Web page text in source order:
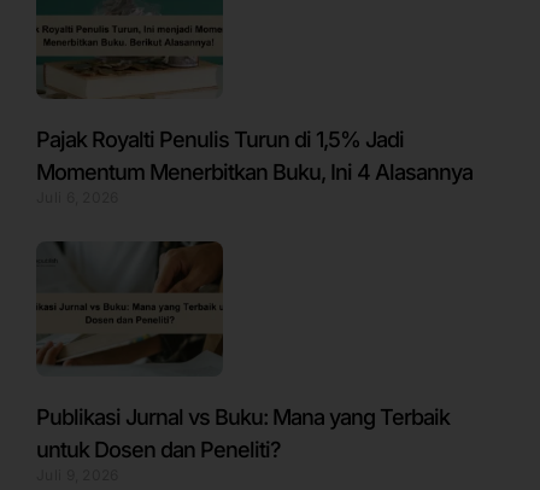
Pajak Royalti Penulis Turun di 1,5% Jadi
Momentum Menerbitkan Buku, Ini 4 Alasannya
Publikasi Jurnal vs Buku: Mana yang Terbaik
untuk Dosen dan Peneliti?